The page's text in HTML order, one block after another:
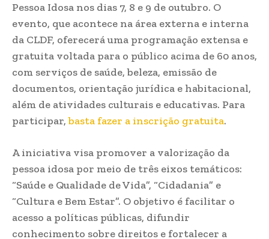
Pessoa Idosa nos dias 7, 8 e 9 de outubro. O
evento, que acontece na área externa e interna
da CLDF, oferecerá uma programação extensa e
gratuita voltada para o público acima de 60 anos,
com serviços de saúde, beleza, emissão de
documentos, orientação jurídica e habitacional,
além de atividades culturais e educativas. Para
participar,basta fazer a inscrição gratuita.
A iniciativa visa promover a valorização da
pessoa idosa por meio de três eixos temáticos:
“Saúde e Qualidade de Vida”, “Cidadania” e
“Cultura e Bem Estar”. O objetivo é facilitar o
acesso a políticas públicas, difundir
conhecimento sobre direitos e fortalecer a